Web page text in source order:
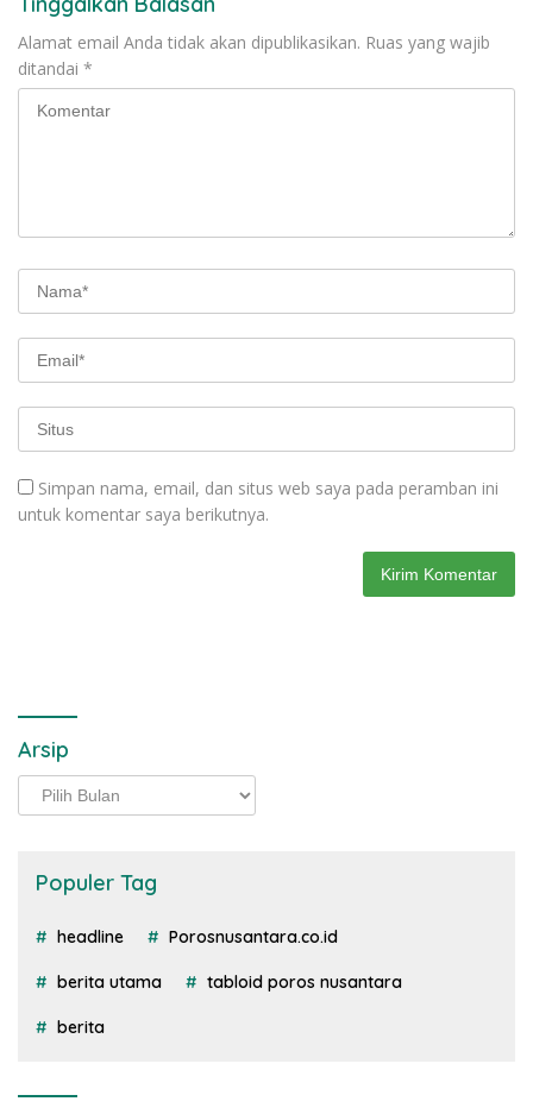
Alamat email Anda tidak akan dipublikasikan. Ruas yang wajib
ditandai *
Simpan nama, email, dan situs web saya pada peramban ini
untuk komentar saya berikutnya.
Arsip
Arsip
Populer Tag
headline Porosnusantara.co.id
berita utama tabloid poros nusantara
berita